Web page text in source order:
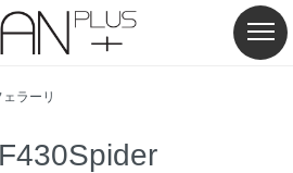
ェラーリ